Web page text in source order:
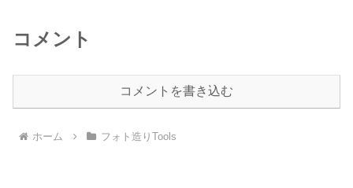
コメント
コメントを書き込む
ホーム フォト造りTools